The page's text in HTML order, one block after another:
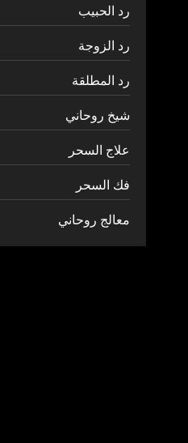
رد الحبيب
رد الزوجة
رد المطلقة
شيخ روحاني
علاج السحر
فك السحر
معالج روحاني